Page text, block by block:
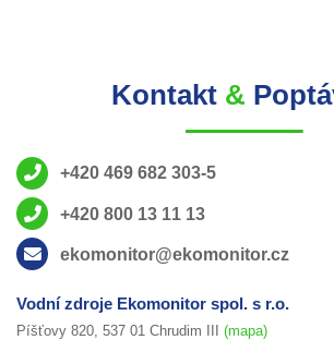
Kontakt &
+420 469 682 303-5
+420 800 13 11 13
ekomonitor@ekomonitor.cz
Vodní zdroje Ekomonitor spol. s r.o.
Píšťovy 820, 537 01 Chrudim III (mapa)